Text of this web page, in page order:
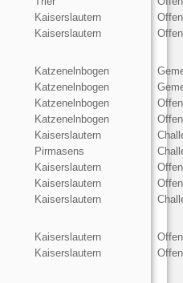
Kaiserslautern
Kaiserslautern
Katzenelnbogen
Katzenelnbogen
Katzenelnbogen
Katzenelnbogen
Kaiserslautern
Pirmasens
Kaiserslautern
Kaiserslautern
Kaiserslautern
Kaiserslautern
Kaiserslautern